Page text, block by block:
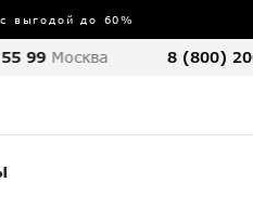
выгодой до 60%
99 Москва 8 (800)